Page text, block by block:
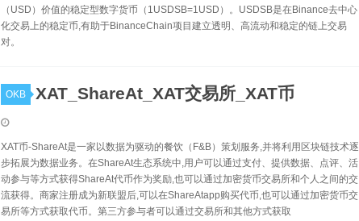
（USD）价值的稳定型数字货币（1USDSB=1USD）。USDSB是在Binance去中心
化交易上的稳定币,有助于BinanceChain项目建立透明、高流动和稳定的链上交易
对。
OKB XAT_ShareAt_XAT交易所_XAT币
XAT币-ShareAt是一家以数据为驱动的餐饮（F&B）策划服务,并将利用区块链技术逐
步拓展为数据业务。在ShareAt生态系统中,用户可以通过支付、提供数据、点评、活
动参与等方式获得ShareAt代币作为奖励,也可以通过加密货币交易所和个人之间的交
流获得。商家注册成为新联盟后,可以在ShareAtapp购买代币,也可以通过加密货币交
易所等方式获取代币。第三方参与者可以通过交易所和其他方式获取